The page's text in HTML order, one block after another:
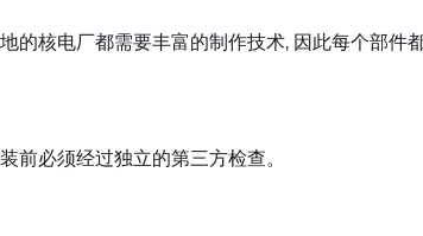
的核电厂都需要丰富的制作技术, 因此每个部件
前必须经过独立的第三方检查。